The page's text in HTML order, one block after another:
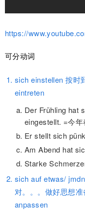
https://
可分动词
sich einstellen 按时
eintreten
Der Frühling hat
eingestellt. =今年
Er stellt sich
Am Abend hat
Starke
sich auf etwas/
对。。。做好思想
anpassen